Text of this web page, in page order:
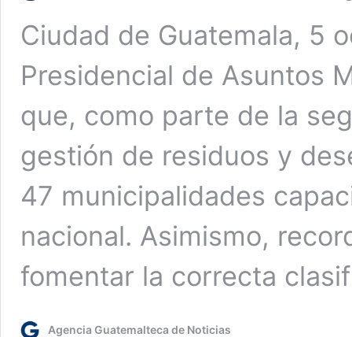
Ciudad de Guatemala, 5
Presidencial de Asuntos
que, como parte de la
gestión de residuos y
47 municipalidades
nacional. Asimismo,
fomentar la correcta
Agencia Guatemalteca de Noticias